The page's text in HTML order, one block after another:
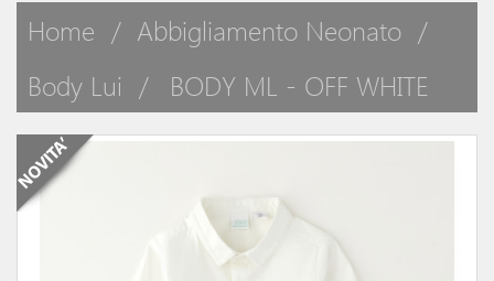
Home
Abbigliamento Neonato
Body Lui
BODY ML - OFF WHITE